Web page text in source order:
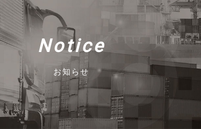
機能紹介
無料会員登録
運送会社様 荷主様
iGOQの最新情報をメールでご希望される方に
ニュースレターを配信しております。
Notice
お知らせ